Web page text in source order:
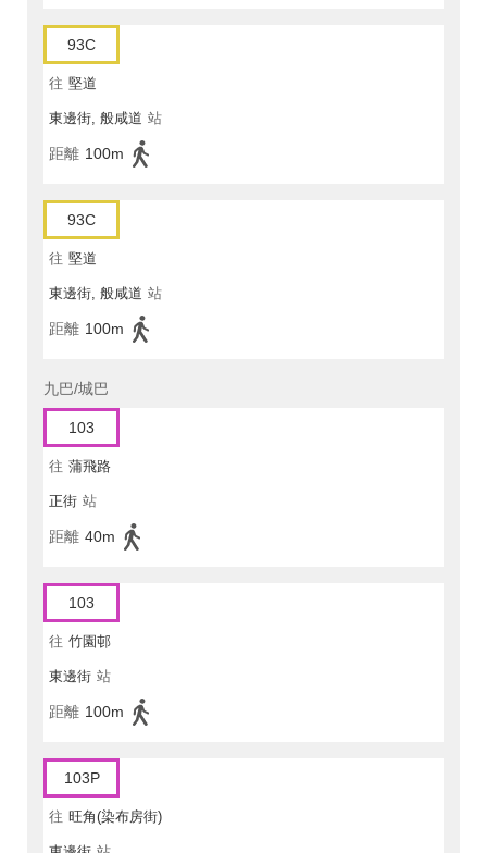
93C
往 堅道
東邊街, 般咸道 站
距離 100m
93C
往 堅道
東邊街, 般咸道 站
距離 100m
九巴/城巴
103
往 蒲飛路
正街 站
距離 40m
103
往 竹園邨
東邊街 站
距離 100m
103P
往 旺角(染布房街)